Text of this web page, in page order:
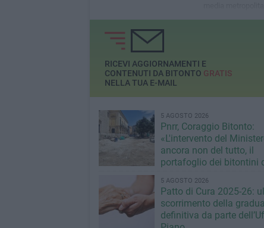
RICEVI AGGIORNAMENTI E
CONTENUTI DA BITONTO GRATIS
NELLA TUA E-MAIL
5 AGOSTO 2026
Pnrr, Coraggio Bitonto:
«L'intervento del
ancora non del tutto, il
portafoglio dei bitontini
5 AGOSTO 2026
Patto di Cura 2025-26:
scorrimento della
definitiva da parte